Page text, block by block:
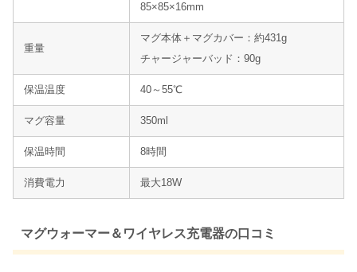
85×85×16mm
重量
マグ本体＋マグカバー：約431g
チャージャーバッド：90g
保温温度 40～55℃
マグ容量 350ml
保温時間 8時間
消費電力 最大18W
マグウォーマー＆ワイヤレス充電器の口コミ